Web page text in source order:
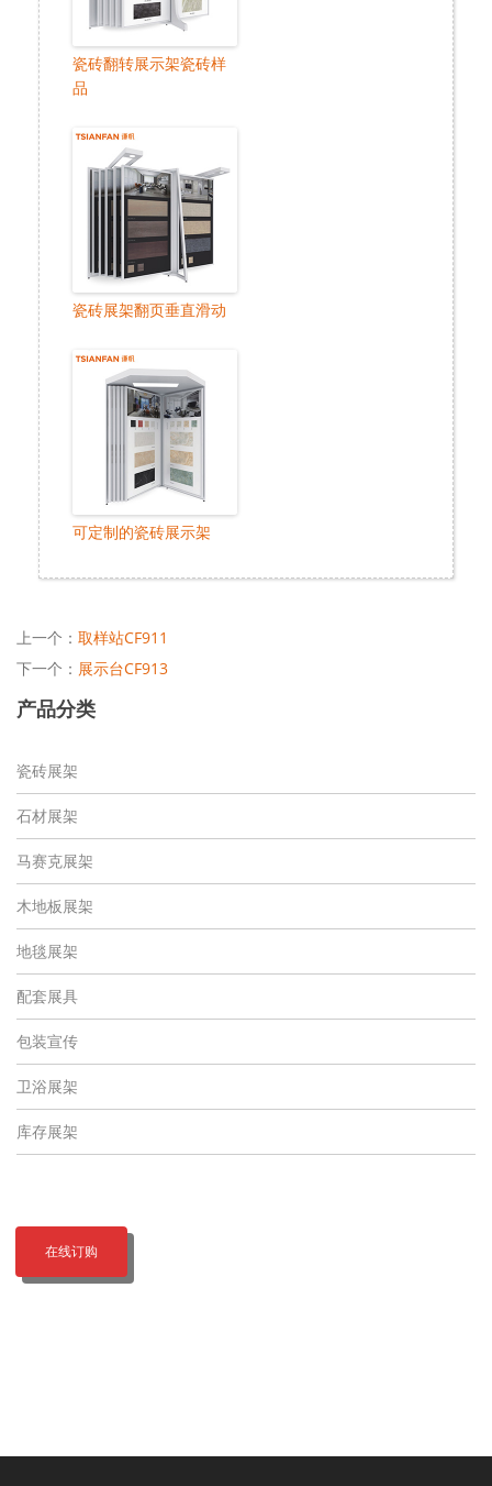
瓷砖翻转展示架瓷砖样
品
瓷砖展架翻页垂直滑动
可定制的瓷砖展示架
上一个： 取样站CF911
下一个： 展示台CF913
产品分类
瓷砖展架
石材展架
马赛克展架
木地板展架
地毯展架
配套展具
包装宣传
卫浴展架
库存展架
在线订购